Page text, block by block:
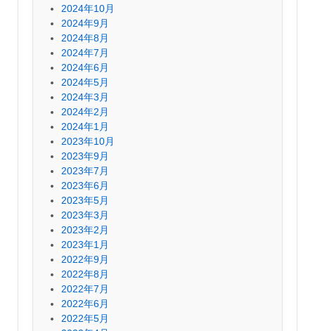
2024年10月
2024年9月
2024年8月
2024年7月
2024年6月
2024年5月
2024年3月
2024年2月
2024年1月
2023年10月
2023年9月
2023年7月
2023年6月
2023年5月
2023年3月
2023年2月
2023年1月
2022年9月
2022年8月
2022年7月
2022年6月
2022年5月